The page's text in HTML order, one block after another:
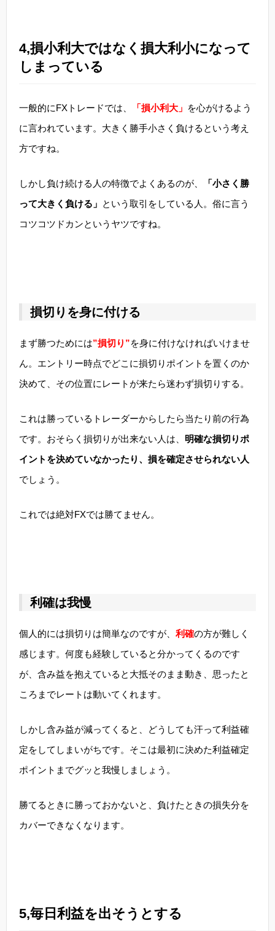
4,損小利大ではなく損大利小になって
しまっている
一般的にFXトレードでは、 「損小利大」 を心がけるよう
に言われています。大きく勝手小さく負けるという考え
方ですね。
しかし負け続ける人の特徴でよくあるのが、
「小さく勝
って大きく負ける」 という取引をしている人。俗に言う
コツコツドカンというヤツですね。
損切りを身に付ける
まず勝つためには”損切り”を身に付けなければいけませ
ん。エントリー時点でどこに損切りポイントを置くのか
決めて、その位置にレートが来たら迷わず損切りする。
これは勝っているトレーダーからしたら当たり前の行為
です。おそらく損切りが出来ない人は、 明確な損切りポ
イントを決めていなかったり、損を確定させられない人
でしょう。
これでは絶対FXでは勝てません。
利確は我慢
個人的には損切りは簡単なのですが、 利確の方が難しく
感じます。何度も経験していると分かってくるのです
が、含み益を抱えていると大抵そのまま動き、思ったと
ころまでレートは動いてくれます。
しかし含み益が減ってくると、どうしても汗って利益確
定をしてしまいがちです。そこは最初に決めた利益確定
ポイントまでグッと我慢しましょう。
勝てるときに勝っておかないと、負けたときの損失分を
カバーできなくなります。
5,毎日利益を出そうとする